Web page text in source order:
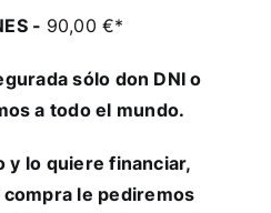
- 90,00 €*
sólo don DNI o
a todo el mundo.
y lo quiere financiar,
le pediremos